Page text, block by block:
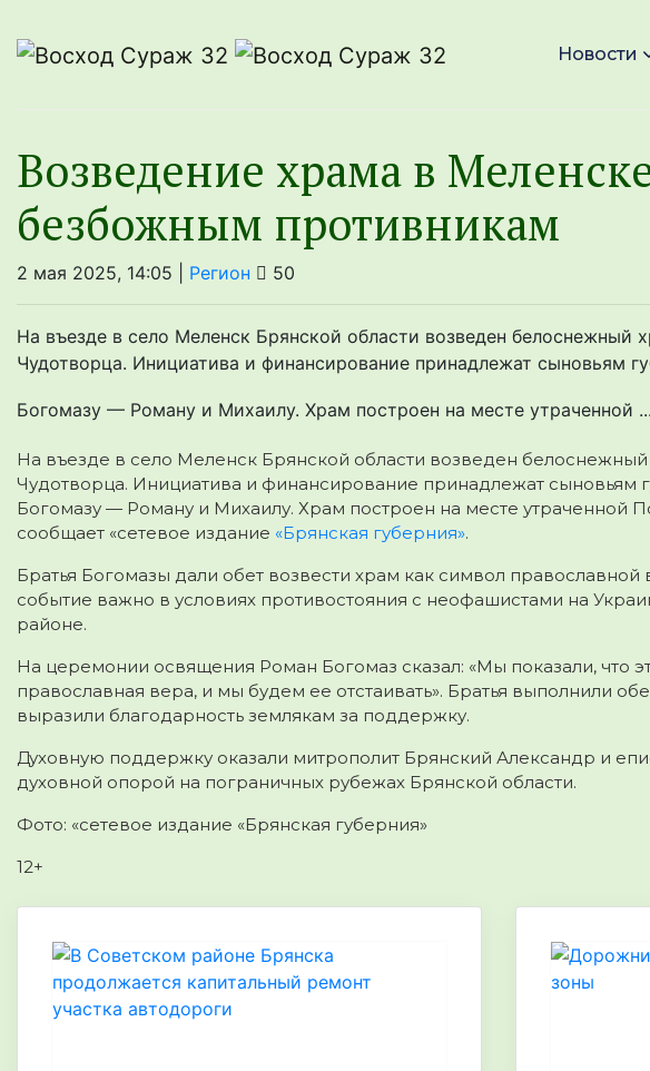
Новости
Возведение храма в
безбожным противникам
2 мая 2025, 14:05 | Регион 50
На въезде в село Меленск Брянской области возведен белоснежный
Чудотворца. Инициатива и финансирование принадлежат сыновьям
Богомазу — Роману и Михаилу. Храм построен на месте утраченной ...
На въезде в село Меленск Брянской области возведен
Чудотворца. Инициатива и финансирование принадлежат сыновьям
Богомазу — Роману и Михаилу. Храм построен на месте утраченной
сообщает «сетевое издание «Брянская губерния».
Братья Богомазы дали обет возвести храм как символ
событие важно в условиях противостояния с неофашистами на
районе.
На церемонии освящения Роман Богомаз сказал: «Мы показали, что
православная вера, и мы будем ее отстаивать». Братья выполнили
выразили благодарность землякам за поддержку.
Духовную поддержку оказали митрополит Брянский Александр и
духовной опорой на пограничных рубежах Брянской области.
Фото: «сетевое издание «Брянская губерния»
12+